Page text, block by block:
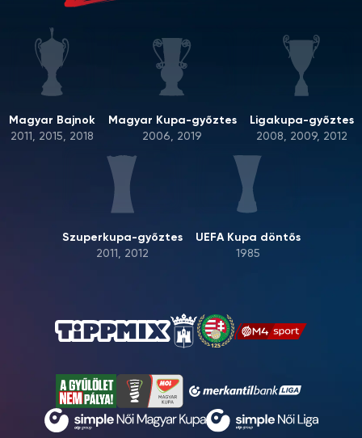
Magyar Bajnok
2011, 2015, 2018
Magyar Kupa-győztes
2006, 2019
Ligakupa-győztes
2008, 2009, 2012
Szuperkupa-győztes
2011, 2012
UEFA Kupa döntős
1985